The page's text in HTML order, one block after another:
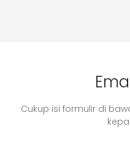
Cukup isi formulir di